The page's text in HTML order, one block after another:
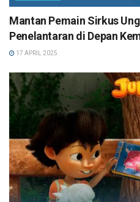
Mantan Pemain Sirkus
Penelantaran di Depan
17 APRIL 2025